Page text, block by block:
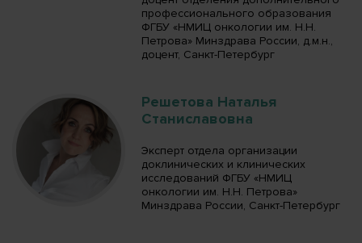
профессионального образования
ФГБУ «НМИЦ онкологии им. Н.Н.
Петрова» Минздрава России, д.м.н.,
доцент, Санкт-Петербург
Решетова Наталья
Станиславовна
Эксперт отдела организации
доклинических и клинических
исследований ФГБУ «НМИЦ
онкологии им. Н.Н. Петрова»
Минздрава России, Санкт-Петербург